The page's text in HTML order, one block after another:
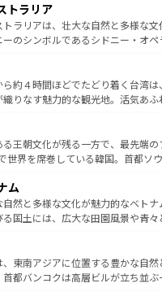
ーオーリンズでは、音楽と美食が
魅力。旅行者はアメリカの各地域で
がら、その多様性と豊かな歴史を感
贅沢な旅のスタイルだ。 なお、新着のアメリカ
コンテンツ一覧を参照してほしい。
見逃せない。また、定番の観光地
、静かな自然を求めるならマウイ島
め。エメラルドグリーンに輝く海を
もてなしの心で訪れる人々を迎えて
おいしいローカルフードやハワイア
統的なフラダンスなど、すべてがハ
に味わってほしい。 なお、新着のハワイ情報
テンツ一覧を参照してほしい。
トラリア
トラリアは、壮大な自然と多様な文
ーのシンボルであるシドニー・オペ
ーフや大陸中央部にそびえるウルル
タスマニアの美しい原生林やケアン
どころがたくさん。また、カフェや
クティビティも充実しており、サ
、ハイキングなど、アウトドア好き
ーストラリアの多彩な魅力を存分
ほしい。
ら約４時間ほどでたどり着く台湾は
織りなす魅力的な観光地。活気あふ
ひつな山岳地帯である台湾東部な
の静けさが共存しており、訪れる
もたらしてくれる。また、奥深い台
いと評判のスイーツなど、バラエ
が味わえる。 なお、新着の台湾情報は コ
ほしい。
る王朝文化が残る一方で、最先端
世界を席巻している韓国。首都ソ
に足を延ばせば四季折々の自然美
。そして、キムチや焼肉、絶品の
さまざまな韓国料理が待っている。
に包まれながら、韓国の多彩な魅力
わってみてほしい。 なお、新着の韓国
照してほしい。
ム
自然と多様な文化が魅力的なベト
る国土には、広大な田園風景や青々
発展と共に伝統が息づく。ハノイの
ン市のフランス統治時代の建物も、
している。また、バラエティの豊か
、東南アジアに位置する豊かな自然
首都バンコクは高層ビルが立ち並ぶ